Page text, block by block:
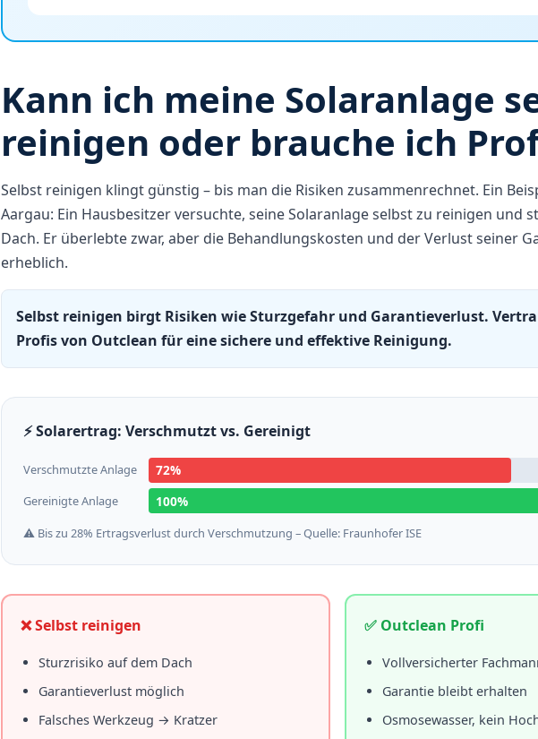
Kann ich meine Solaranlage
reinigen oder brauche ich
Selbst reinigen klingt günstig – bis man die Risiken zusammenrechnet. Ein
Aargau: Ein Hausbesitzer versuchte, seine Solaranlage selbst zu reinigen und
Dach. Er überlebte zwar, aber die Behandlungskosten und der Verlust seiner
erheblich.
Selbst reinigen birgt Risiken wie Sturzgefahr und Garantieverlust.
Profis von Outclean für eine sichere und effektive Reinigung.
⚡ Solarertrag: Verschmutzt vs. Gereinigt
Verschmutzte Anlage 72%
Gereinigte Anlage 100%
⚠️ Bis zu 28% Ertragsverlust durch Verschmutzung – Quelle: Fraunhofer ISE
❌ Selbst reinigen
Sturzrisiko auf dem Dach
Garantieverlust möglich
Falsches Werkzeug → Kratzer
✅ Outclean Profi
Vollversicherter
Garantie bleibt erhalten
Osmosewasser, kein